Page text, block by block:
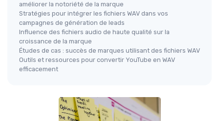
améliorer la notoriété de la marque
Stratégies pour intégrer les fichiers WAV dans vos
campagnes de génération de leads
Influence des fichiers audio de haute qualité sur la
croissance de la marque
Études de cas : succès de marques utilisant des fichiers WAV
Outils et ressources pour convertir YouTube en WAV
efficacement